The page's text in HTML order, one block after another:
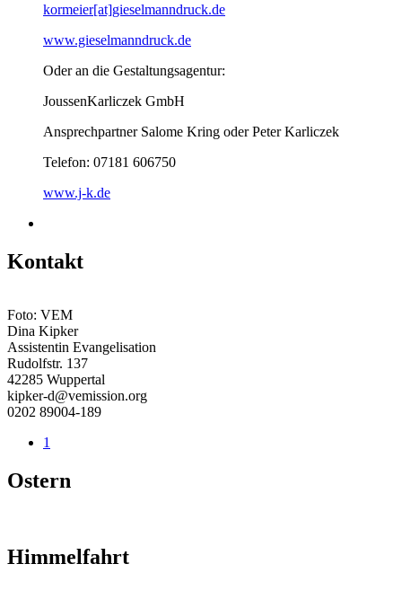
kormeier[at]gieselmanndruck.de
www.gieselmanndruck.de
Oder an die Gestaltungsagentur:
JoussenKarliczek GmbH
Ansprechpartner Salome Kring oder Peter Karliczek
Telefon: 07181 606750
www.j-k.de
Kontakt
Foto: VEM
Dina Kipker
Assistentin Evangelisation
Rudolfstr. 137
42285 Wuppertal
kipker-d@vemission.org
0202 89004-189
1
Ostern
Himmelfahrt